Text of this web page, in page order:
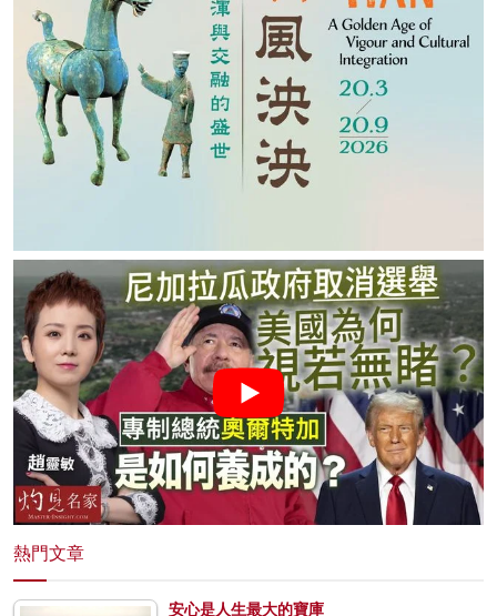
熱門文章
安心是人生最大的寶庫